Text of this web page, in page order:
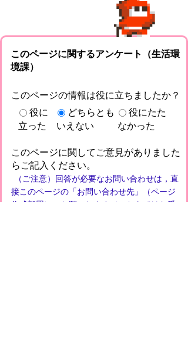
このページに関するアンケート（生活環
境課）
このページの情報は役に立ちましたか？
役に
立った
どちらとも
いえない
役にたた
なかった
このページに関してご意見がありました
らご記入ください。
（ご注意）回答が必要なお問い合わせは，直
接このページの「お問い合わせ先」（ページ
作成部署）へお願いします（こちらではお受